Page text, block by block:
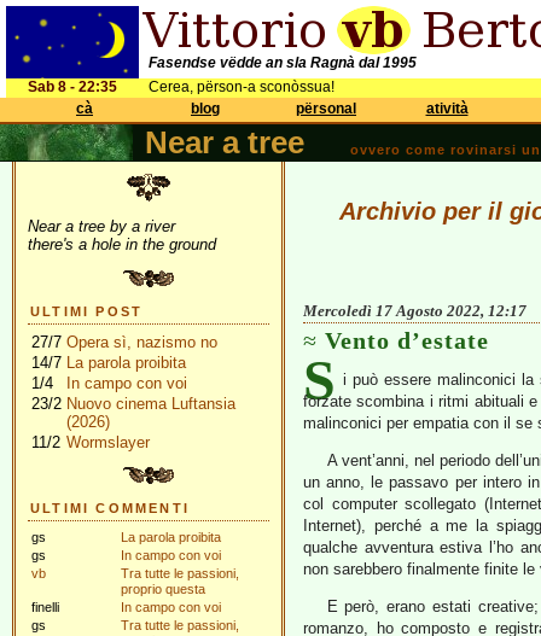
Fasendse vëdde an sla Ragnà dal 1995
Sab 8 - 22:35
Cerea, përson-a sconòssua!
cà
blog përsonal atività
Near a tree ovvero come rovinarsi
Near a tree by a river
there's a hole in the ground
ULTIMI POST
27/7 Opera sì, nazismo no
14/7 La parola proibita
1/4
In campo con voi
23/2 Nuovo cinema Luftansia
(2026)
11/2 Wormslayer
ULTIMI COMMENTI
gs
La parola proibita
gs
In campo con voi
vb
Tra tutte le passioni,
proprio questa
finelli
In campo con voi
gs
Tra tutte le passioni,
Archivio per il
Mercoledì 17 Agosto 2022, 12:17
Vento d’estate
S i può essere malinconici
forzate scombina i ritmi abituali
malinconici per empatia con il se
A vent’anni, nel periodo
un anno, le passavo per intero
col computer scollegato
Internet), perché a me la
qualche avventura estiva l’ho
non sarebbero finalmente finite
E però, erano estati
romanzo, ho composto e